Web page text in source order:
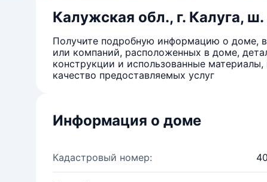
Калужская обл., г. Калуга,
Получите подробную информацию о доме,
или компаний, расположенных в доме,
конструкции и использованные
качество предоставляемых услуг
Информация о доме
Кадастровый номер: